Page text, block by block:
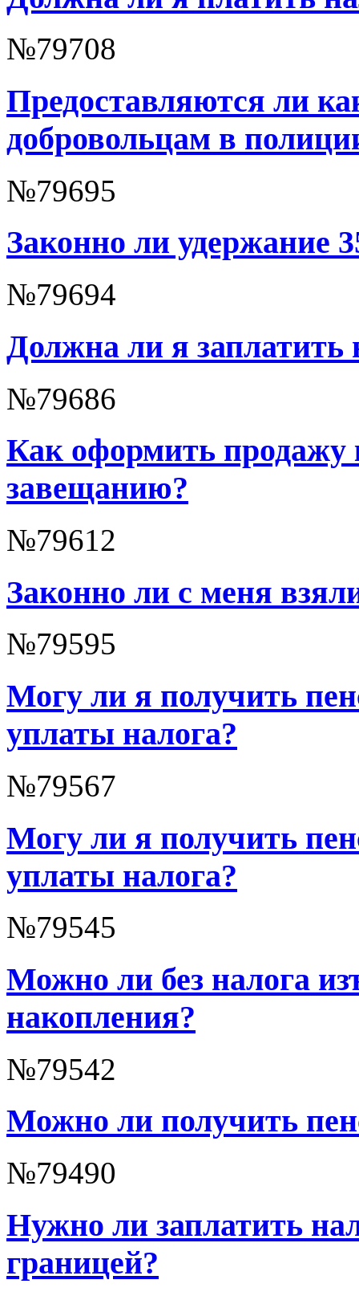
№79708
Предоставляются ли
добровольцам в
№79695
Законно ли удержание
№79694
Должна ли я заплатить
№79686
Как оформить продажу
завещанию?
№79612
Законно ли с меня
№79595
Могу ли я получить
уплаты налога?
№79567
Могу ли я получить
уплаты налога?
№79545
Можно ли без налога
накопления?
№79542
Можно ли получить
№79490
Нужно ли заплатить
границей?